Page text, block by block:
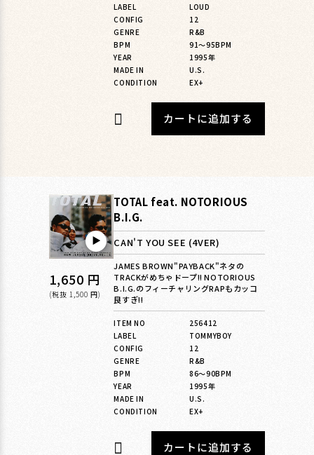
LABEL
LOUD
CONFIG
12
GENRE
R&B
BPM
91〜95BPM
YEAR
1995年
MADE IN
U.S.
CONDITION
EX+
カートに追加する
▶︎
通
常
1,650 円
(税抜 1,500 円)
TOTAL feat. NOTORIOUS
B.I.G.
CAN'T YOU SEE (4VER)
JAMES BROWN"PAYBACK"ネタの
TRACKがめちゃドープ!! NOTORIOUS
B.I.G.のフィーチャリングRAPもカッコ
良すぎ!!
ITEM NO
256412
LABEL
TOMMYBOY
CONFIG
12
GENRE
R&B
BPM
86〜90BPM
YEAR
1995年
MADE IN
U.S.
CONDITION
EX+
カートに追加する